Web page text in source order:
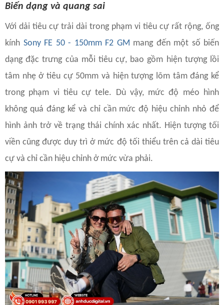
Biến dạng và quang sai
Với dải tiêu cự trải dài trong phạm vi tiêu cự rất rộng, ống
kính Sony FE 50 - 150mm F2 GM mang đến một số biến
dạng đặc trưng của mỗi tiêu cự, bao gồm hiện tượng lồi
tâm nhẹ ở tiêu cự 50mm và hiện tượng lõm tâm đáng kể
trong phạm vi tiêu cự tele. Dù vậy, mức độ méo hình
không quá đáng kể và chỉ cần mức độ hiệu chỉnh nhỏ để
hình ảnh trở về trạng thái chính xác nhất. Hiện tượng tối
viền cũng được duy trì ở mức độ tối thiểu trên cả dài tiêu
cự và chỉ cần hiệu chỉnh ở mức vừa phải.